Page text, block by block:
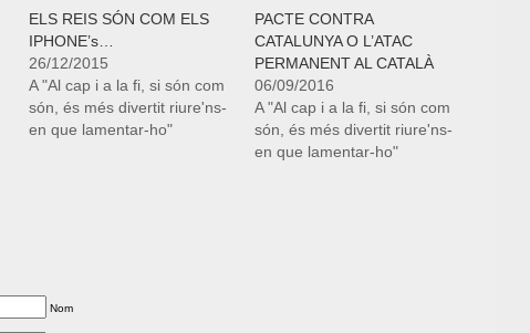
ELS REIS SÓN COM ELS
IPHONE’s…
26/12/2015
A "Al cap i a la fi, si són com
són, és més divertit riure'ns-
en que lamentar-ho"
PACTE CONTRA
CATALUNYA O L’ATAC
PERMANENT AL CATALÀ
06/09/2016
A "Al cap i a la fi, si són com
són, és més divertit riure'ns-
en que lamentar-ho"
Nom